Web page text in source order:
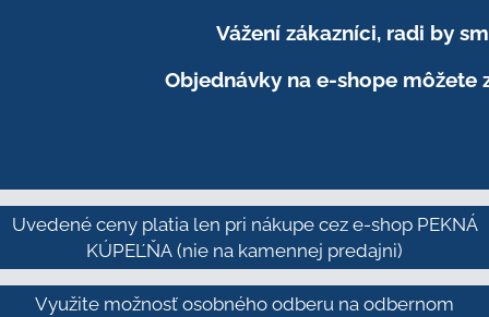
Vážení zákazníci, radi by
Objednávky na e-shope môžete
Uvedené ceny platia len pri nákupe cez e-shop PEKNÁ
KÚPEĽŇA (nie na kamennej predajni)
Využite možnosť osobného odberu na odbernom